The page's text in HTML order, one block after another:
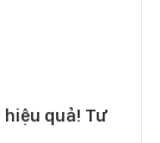
quả! Tư